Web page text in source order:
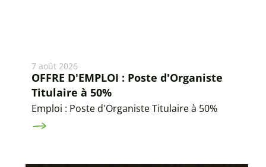
7 août 2026
OFFRE D'EMPLOI : Poste d'Organiste
Titulaire à 50%
Emploi : Poste d'Organiste Titulaire à 50%